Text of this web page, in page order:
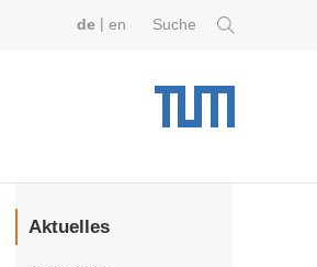
Suche
de en
Aktuelles